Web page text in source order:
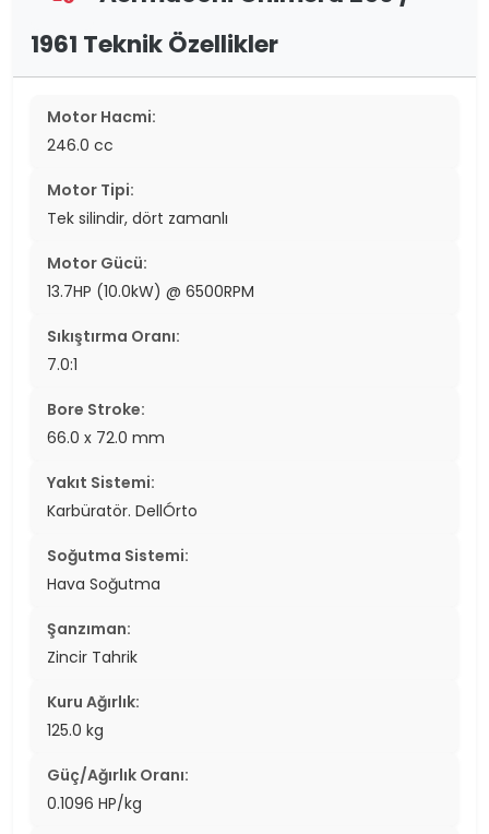
1961 Teknik Özellikler
Motor Hacmi:
246.0 cc
Motor Tipi:
Tek silindir, dört zamanlı
Motor Gücü:
13.7HP (10.0kW) @ 6500RPM
Sıkıştırma Oranı:
7.0:1
Bore Stroke:
66.0 x 72.0 mm
Yakıt Sistemi:
Karbüratör. DellÓrto
Soğutma Sistemi:
Hava Soğutma
Şanzıman:
Zincir Tahrik
Kuru Ağırlık:
125.0 kg
Güç/Ağırlık Oranı:
0.1096 HP/kg